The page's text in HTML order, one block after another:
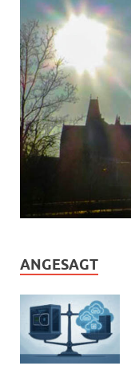
ANGESAGT